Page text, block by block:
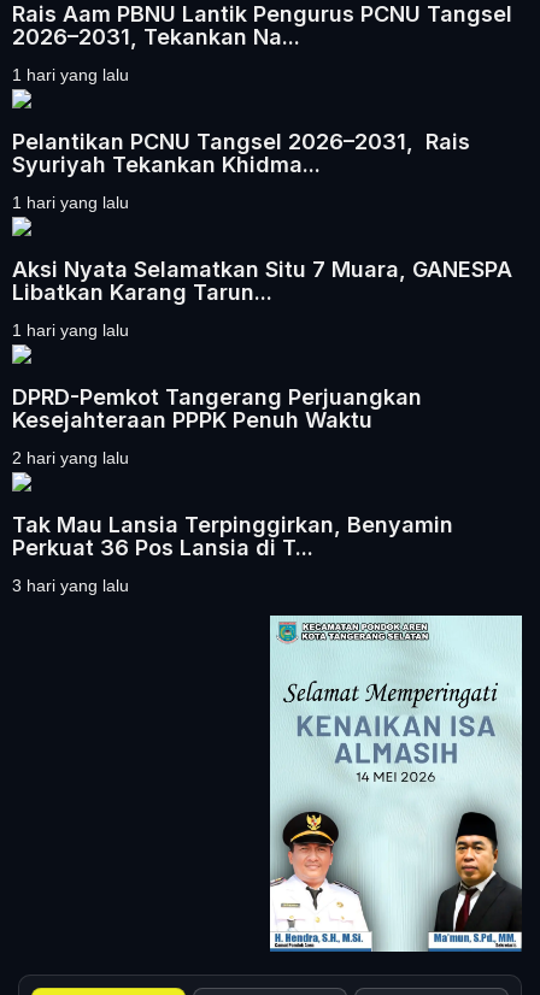
Rais Aam PBNU Lantik Pengurus PCNU Tangsel
2026–2031, Tekankan Na...
1 hari yang lalu
Pelantikan PCNU Tangsel 2026–2031, Rais
Syuriyah Tekankan Khidma...
1 hari yang lalu
Aksi Nyata Selamatkan Situ 7 Muara, GANESPA
Libatkan Karang Tarun...
1 hari yang lalu
DPRD-Pemkot Tangerang Perjuangkan
Kesejahteraan PPPK Penuh Waktu
2 hari yang lalu
Tak Mau Lansia Terpinggirkan, Benyamin
Perkuat 36 Pos Lansia di T...
3 hari yang lalu